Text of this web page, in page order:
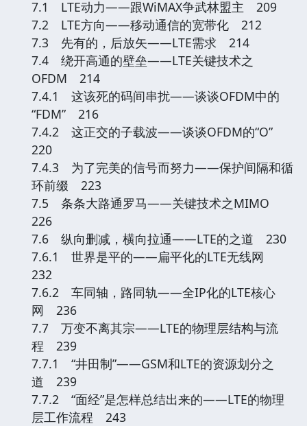
7.1 LTE动力——跟WiMAX争武林盟主 209
7.2 LTE方向——移动通信的宽带化 212
7.3 先有的，后放矢——LTE需求 214
7.4 绕开高通的壁垒——LTE关键技术之
OFDM 214
7.4.1 这该死的码间串扰——谈谈OFDM中的
“FDM” 216
7.4.2 这正交的子载波——谈谈OFDM的“O”
220
7.4.3 为了完美的信号而努力——保护间隔和循
环前缀 223
7.5 条条大路通罗马——关键技术之MIMO
226
7.6 纵向删减，横向拉通——LTE的之道 230
7.6.1 世界是平的——扁平化的LTE无线网
232
7.6.2 车同轴，路同轨——全IP化的LTE核心
网 236
7.7 万变不离其宗——LTE的物理层结构与流
程 239
7.7.1 “井田制”——GSM和LTE的资源划分之
道 239
7.7.2 “面经”是怎样总结出来的——LTE的物理
层工作流程 243